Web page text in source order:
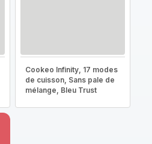
Cookeo Infinity, 17 modes
de cuisson, Sans pale de
mélange, Bleu Trust